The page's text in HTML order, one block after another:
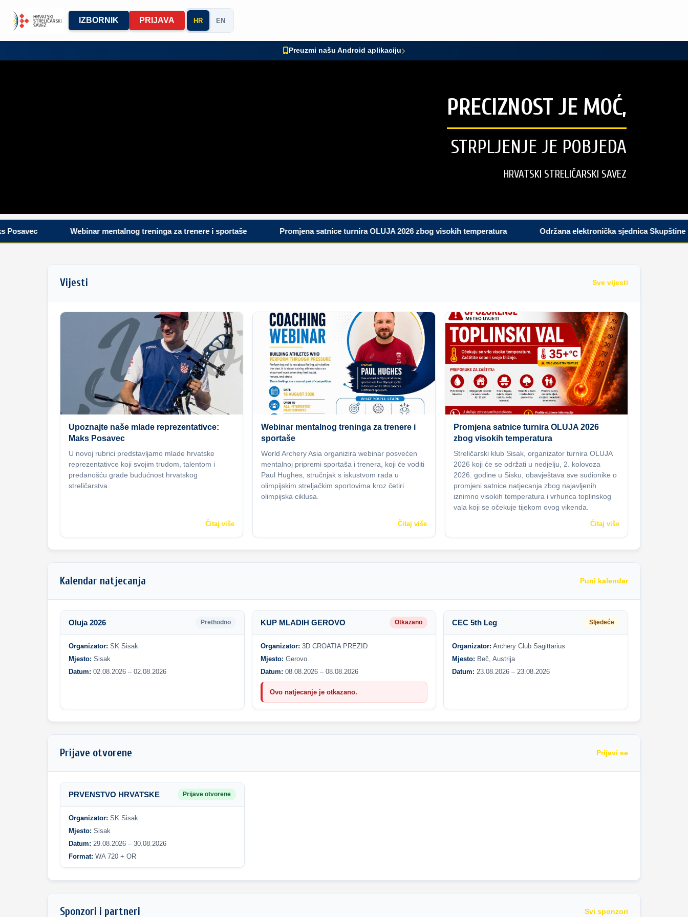
IZBORNIK PRIJAVA HR EN
Preuzmi našu Android aplikaciju
PRECIZNOST JE MOĆ,
STRPLJENJE JE POBJEDA
HRVATSKI STRELIČARSKI SAVEZ
Webinar mentalnog treninga za trenere i sportaše Promjena satnice turnira OLUJA 2026 zbog visokih temperatura Održana elektronička sjednica Skupštine
Vijesti Sve vijesti
Upoznajte naše mlade reprezentativce:
Maks Posavec
U novoj rubrici predstavljamo mlade hrvatske
reprezentativce koji svojim trudom, talentom i
predanošću grade budućnost hrvatskog
streličarstva.
Čitaj više
Webinar mentalnog treninga za trenere i
sportaše
World Archery Asia organizira webinar posvećen
mentalnoj pripremi sportaša i trenera, koji će voditi
Paul Hughes, stručnjak s iskustvom rada u
olimpijskim streljačkim sportovima kroz četiri
olimpijska ciklusa.
Čitaj više
Promjena satnice turnira OLUJA 2026
zbog visokih temperatura
Streličarski klub Sisak, organizator turnira OLUJA
2026 koji će se održati u nedjelju, 2. kolovoza
2026. godine u Sisku, obavještava sve sudionike o
promjeni satnice natjecanja zbog najavljenih
iznimno visokih temperatura i vrhunca toplinskog
vala koji se očekuje tijekom ovog vikenda.
Čitaj više
Kalendar natjecanja Puni kalendar
Oluja 2026 Prethodno
Organizator: SK Sisak
Mjesto: Sisak
Datum: 02.08.2026 – 02.08.2026
KUP MLADIH GEROVO Otkazano
Organizator: 3D CROATIA PREZID
Mjesto: Gerovo
Datum: 08.08.2026 – 08.08.2026
Ovo natjecanje je otkazano.
CEC 5th Leg Sljedeće
Organizator: Archery Club Sagittarius
Mjesto: Beč, Austrija
Datum: 23.08.2026 – 23.08.2026
Prijave otvorene Prijavi se
PRVENSTVO HRVATSKE Prijave otvorene
Organizator: SK Sisak
Mjesto: Sisak
Datum: 29.08.2026 – 30.08.2026
Format: WA 720 + OR
Sponzori i partneri Svi sponzori